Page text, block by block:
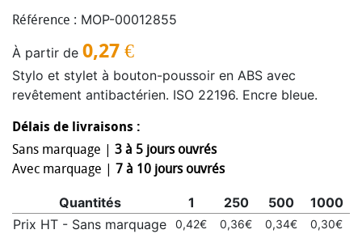
Référence : MOP-00012855
À partir de 0,27 €
Stylo et stylet à bouton-poussoir en ABS avec
revêtement antibactérien. ISO 22196. Encre bleue.
Délais de livraisons :
Sans marquage | 3 à 5 jours ouvrés
Avec marquage | 7 à 10 jours ouvrés
Quantités 1 250 500 1000
Prix HT - Sans marquage
0,42€ 0,36€ 0,34€ 0,30€